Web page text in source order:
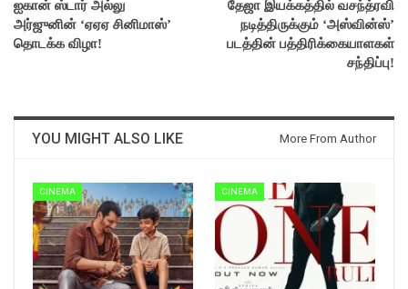
ஐகான் ஸ்டார் அல்லு
அர்ஜுனின் ‘ஏஏஏ சினிமாஸ்’
தொடக்க விழா!
தேஜா இயக்கத்தில் வசந்த்ரவி
நடித்திருக்கும் ‘அஸ்வின்ஸ்’
படத்தின் பத்திரிக்கையாளகள்
சந்திப்பு!
YOU MIGHT ALSO LIKE More From Author
CINEMA CINEMA